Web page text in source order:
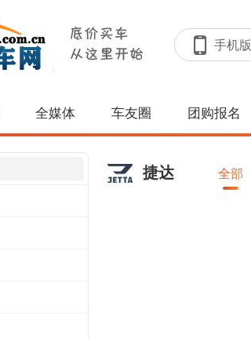
手机版
全媒体 车友圈 团购报名
捷达 全部